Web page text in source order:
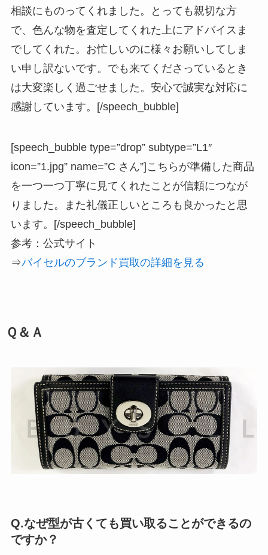
相談にものってくれました。とっても親切な方
で、色んな物を査定してくれた上にアドバイスま
でしてくれた。お忙しいのに様々お願いしてしま
い申し訳ないです。でも来てくださっているとき
は大変楽しく過ごせました。安心で誠実な対応に
感謝しています。[/speech_bubble]
[speech_bubble type=”drop” subtype=”L1″
icon=”1.jpg” name=”C さん”]こちらが準備した商品
を一つ一つ丁寧に見てくれたことが信頼につなが
りました。また礼儀正しいところも良かったと思
います。[/speech_bubble]
参考：公式サイト
⇒バイセルのブランド買取の詳細を見る
Ｑ＆Ａ
Q.なぜ型が古くても買い取ることができるの
ですか？